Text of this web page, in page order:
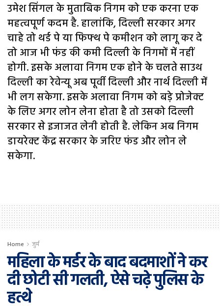
उमेश सिंगल के मुताबिक निगम को एक करना एक
महत्वपूर्ण कदम है. हालांकि, दिल्ली सरकार अगर
चाहे तो थर्ड पे या फिफ्थ पे कमीशन को लागू कर दे
तो आज भी फंड की कमी दिल्ली के निगमों में नहीं
होगी. इसके अलावा निगम एक होने के चलते साउथ
दिल्ली का रेवेन्यू अब पूर्वी दिल्ली और नार्थ दिल्ली में
भी लग सकेगा. इसके अलावा निगम को बड़े प्रोजेक्ट
के लिए अगर लोन लेना होता है तो उसको दिल्ली
सरकार से इजाजत लेनी होती है. लेकिन अब निगम
डायरेक्ट केंद्र सरकार के जरिए फंड और लोन ले
सकेगा.
Home जुर्म
महिला के मर्डर के बाद बदमाशों ने कर
दी छोटी सी गलती, ऐसे चढ़े पुलिस के
हत्थे